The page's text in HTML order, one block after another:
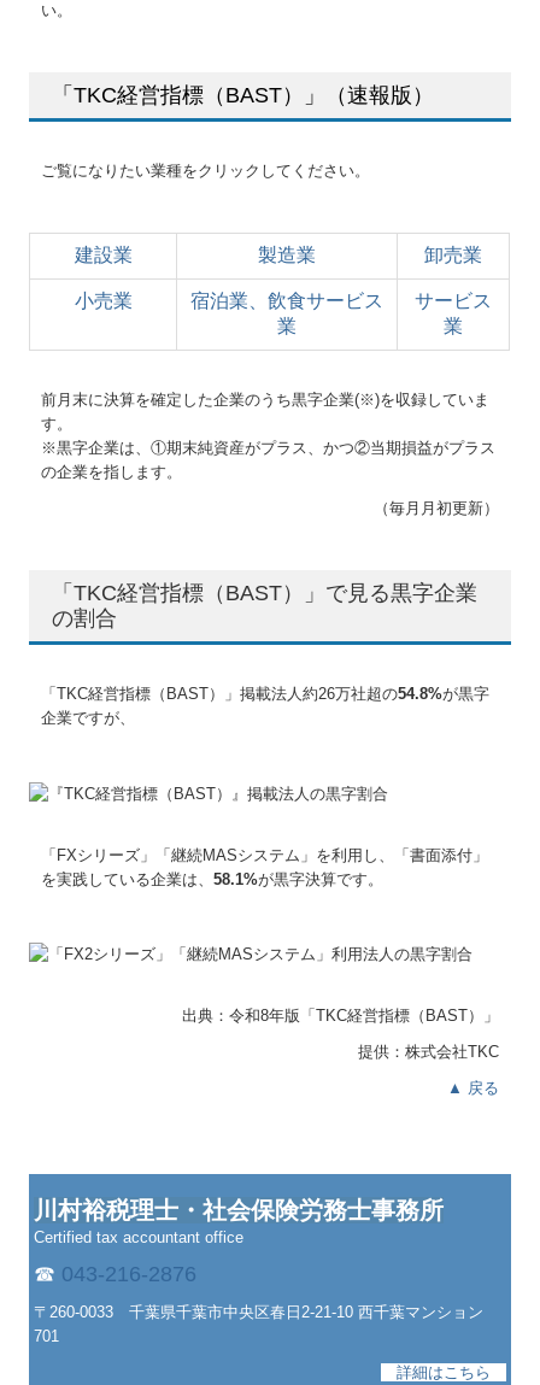
い。
「TKC経営指標（BAST）」（速報版）
ご覧になりたい業種をクリックしてください。
建設業 製造業 卸売業
小売業
宿泊業、飲食サービス
業
サービス
業
前月末に決算を確定した企業のうち黒字企業(※)を収録していま
す。
※黒字企業は、①期末純資産がプラス、かつ②当期損益がプラス
の企業を指します。
（毎月月初更新）
「TKC経営指標（BAST）」で見る黒字企業
の割合
「TKC経営指標（BAST）」掲載法人約26万社超の54.8%が黒字
企業ですが、
「FXシリーズ」「継続MASシステム」を利用し、「書面添付」
を実践している企業は、58.1%が黒字決算です。
出典：令和8年版「TKC経営指標（BAST）」
提供：株式会社TKC
▲ 戻る
川村裕税理士・社会保険労務士事務所
Certified tax accountant office
☎ 043-216-2876
〒260-0033 千葉県千葉市中央区春日2-21-10 西千葉マンション
701
詳細はこちら